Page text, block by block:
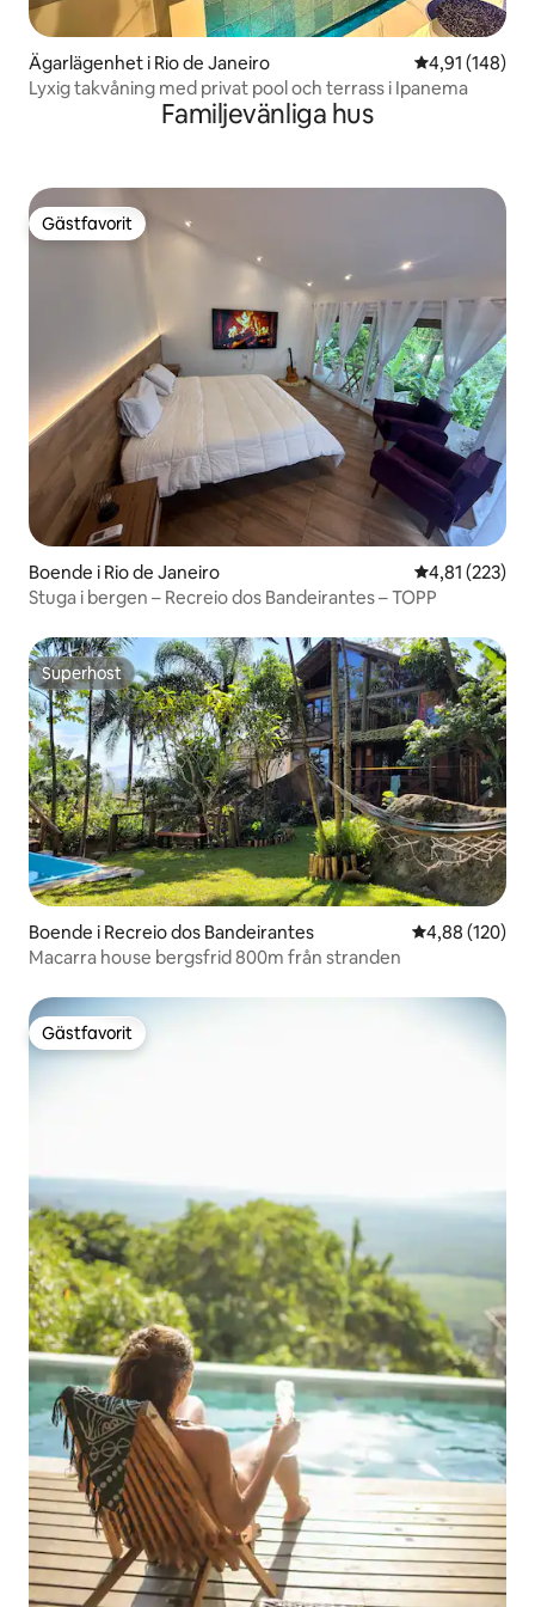
Ägarlägenhet i Rio de Janeiro 4,91 av 5 i
4,91 (148)
Lyxig takvåning med privat pool och terrass i Ipanema
Familjevänliga hus
Gästfavorit
Gästfavorit
Boende i Rio de Janeiro 4,81 av 5 i
4,81 (223)
Stuga i bergen – Recreio dos Bandeirantes – TOPP
Superhost
Superhost
Boende i Recreio dos Bandeirantes 4,88 av 5 i
4,88 (120)
Macarra house bergsfrid 800m från stranden
Gästfavorit
Gästfavorit